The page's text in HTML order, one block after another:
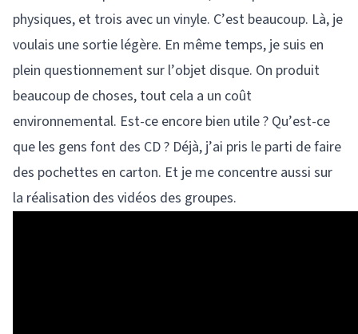
physiques, et trois avec un vinyle. C’est beaucoup. Là, je
voulais une sortie légère. En même temps, je suis en
plein questionnement sur l’objet disque. On produit
beaucoup de choses, tout cela a un coût
environnemental. Est-ce encore bien utile ? Qu’est-ce
que les gens font des CD ? Déjà, j’ai pris le parti de faire
des pochettes en carton. Et je me concentre aussi sur
la réalisation des vidéos des groupes.